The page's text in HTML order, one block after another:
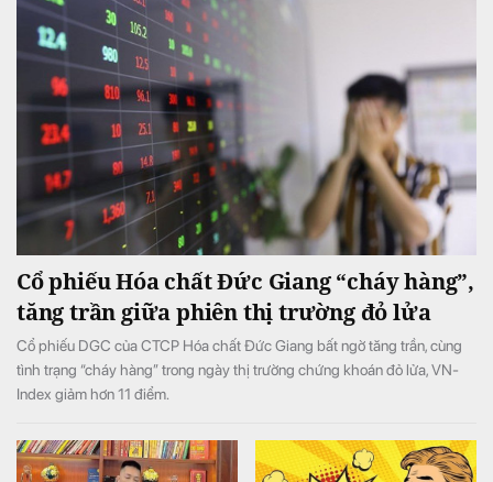
Cổ phiếu Hóa chất Đức Giang “cháy hàng”,
tăng trần giữa phiên thị trường đỏ lửa
Cổ phiếu DGC của CTCP Hóa chất Đức Giang bất ngờ tăng trần, cùng
tình trạng “cháy hàng” trong ngày thị trường chứng khoán đỏ lửa, VN-
Index giảm hơn 11 điểm.